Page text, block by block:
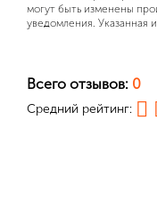
могут быть изменены
уведомления. Указанная
Всего отзывов: 0
Средний рейтинг: